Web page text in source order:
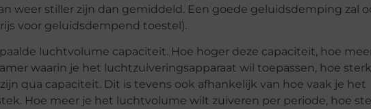
weer stiller zijn dan gemiddeld. Een goede geluidsdemping zal
voor geluidsdempend toestel).
luchtvolume capaciteit. Hoe hoger deze capaciteit, hoe
waarin je het luchtzuiveringsapparaat wil toepassen, hoe
qua capaciteit. Dit is tevens ook afhankelijk van hoe vaak je het
Hoe meer je het luchtvolume wilt zuiveren per periode, hoe